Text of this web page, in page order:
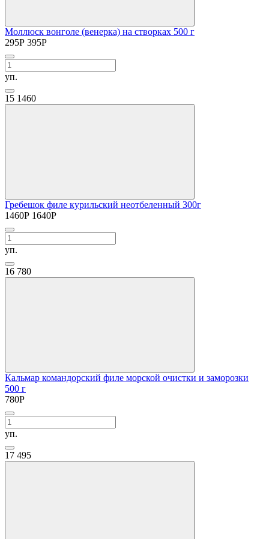
Моллюск вонголе (венерка) на створках 500 г
295Р 395Р
уп.
15 1460
Гребешок филе курильский неотбеленный 300г
1460Р 1640Р
уп.
16 780
Кальмар командорский филе морской очистки и заморозки
500 г
780Р
уп.
17 495